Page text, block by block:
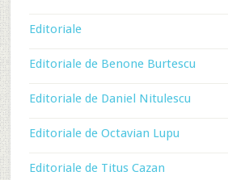
Editoriale
Editoriale de Benone Burtescu
Editoriale de Daniel Nitulescu
Editoriale de Octavian Lupu
Editoriale de Titus Cazan